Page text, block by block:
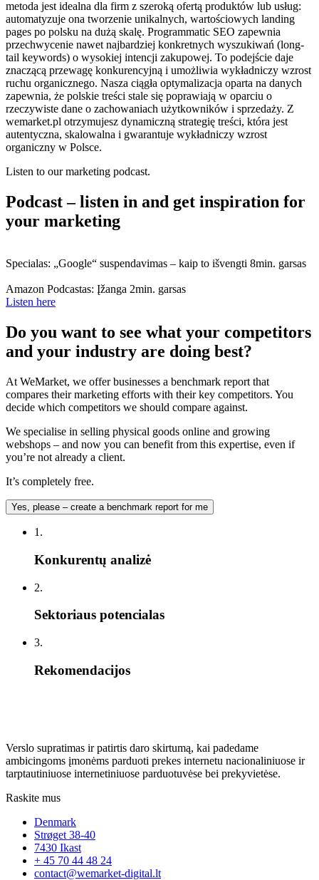
metoda jest idealna dla firm z szeroką ofertą produktów lub usług:
automatyzuje ona tworzenie unikalnych, wartościowych landing
pages po polsku na dużą skalę. Programmatic SEO zapewnia
przechwycenie nawet najbardziej konkretnych wyszukiwań (long-
tail keywords) o wysokiej intencji zakupowej. To podejście daje
znaczącą przewagę konkurencyjną i umożliwia wykładniczy wzrost
ruchu organicznego. Nasza ciągła optymalizacja oparta na danych
zapewnia, że polskie treści stale się poprawiają w oparciu o
rzeczywiste dane o zachowaniach użytkowników i sprzedaży. Z
wemarket.pl otrzymujesz dynamiczną strategię treści, która jest
autentyczna, skalowalna i gwarantuje wykładniczy wzrost
organiczny w Polsce.
Listen to our marketing podcast.
Podcast – listen in and get inspiration for
your marketing
Specialas: „Google“ suspendavimas – kaip to išvengti 8min. garsas
Amazon Podcastas: Įžanga 2min. garsas
Listen here
Do you want to see what your competitors
and your industry are doing best?
At WeMarket, we offer businesses a benchmark report that
compares their marketing efforts with their key competitors. You
decide which competitors we should compare against.
We specialise in selling physical goods online and growing
webshops – and now you can benefit from this expertise, even if
you’re not already a client.
It’s completely free.
Yes, please – create a benchmark report for me
1.
Konkurentų analizė
2.
Sektoriaus potencialas
3.
Rekomendacijos
Verslo supratimas ir patirtis daro skirtumą, kai padedame
ambicingoms įmonėms parduoti prekes internetu nacionaliniuose ir
tarptautiniuose internetiniuose parduotuvėse bei prekyvietėse.
Raskite mus
Denmark
Strøget 38-40
7430 Ikast
+ 45 70 44 48 24
contact@wemarket-digital.lt